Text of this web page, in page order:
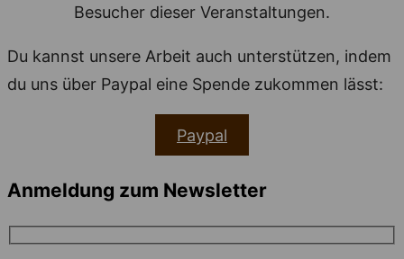
Besucher dieser Veranstaltungen.
Du kannst unsere Arbeit auch unterstützen, indem
du uns über Paypal eine Spende zukommen lässt:
Paypal
Anmeldung zum Newsletter